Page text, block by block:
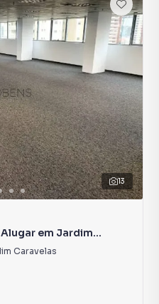
13
em Jardim
Caravelas